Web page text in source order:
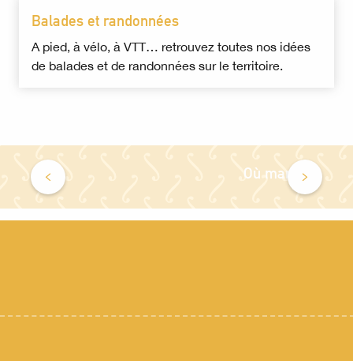
Balades et randonnées
A pied, à vélo, à VTT… retrouvez toutes nos idées
de balades et de randonnées sur le territoire.
Où manger?